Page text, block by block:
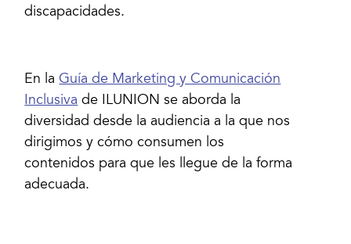
discapacidades.
En la Guía de Marketing y Comunicación
Inclusiva de ILUNION se aborda la
diversidad desde la audiencia a la que nos
dirigimos y cómo consumen los
contenidos para que les llegue de la forma
adecuada.